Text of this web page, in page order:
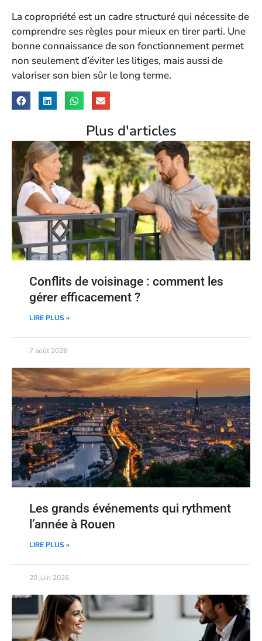
La copropriété est un cadre structuré qui nécessite de
comprendre ses règles pour mieux en tirer parti. Une
bonne connaissance de son fonctionnement permet
non seulement d’éviter les litiges, mais aussi de
valoriser son bien sûr le long terme.
Plus d'articles
Conflits de voisinage : comment les
gérer efficacement ?
LIRE PLUS »
7 août 2026
Les grands événements qui rythment
l’année à Rouen
LIRE PLUS »
20 juin 2026